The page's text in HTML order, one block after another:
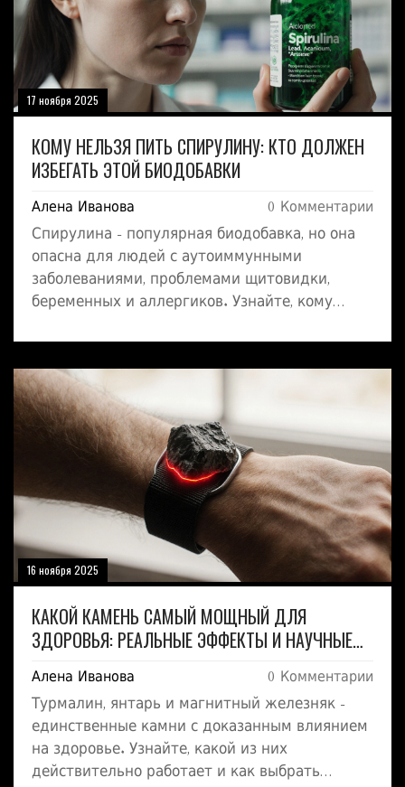
17 ноября 2025
КОМУ НЕЛЬЗЯ ПИТЬ СПИРУЛИНУ: КТО ДОЛЖЕН
ИЗБЕГАТЬ ЭТОЙ БИОДОБАВКИ
Алена Иванова 0 Комментарии
Спирулина - популярная биодобавка, но она
опасна для людей с аутоиммунными
заболеваниями, проблемами щитовидки,
беременных и аллергиков. Узнайте, кому
нее.
16 ноября 2025
КАКОЙ КАМЕНЬ САМЫЙ МОЩНЫЙ ДЛЯ
ЗДОРОВЬЯ: РЕАЛЬНЫЕ ЭФФЕКТЫ И НАУЧНЫЕ
Алена Иванова 0 Комментарии
Турмалин, янтарь и магнитный железняк -
единственные камни с доказанным влиянием
на здоровье. Узнайте, какой из них
действительно работает и как выбрать